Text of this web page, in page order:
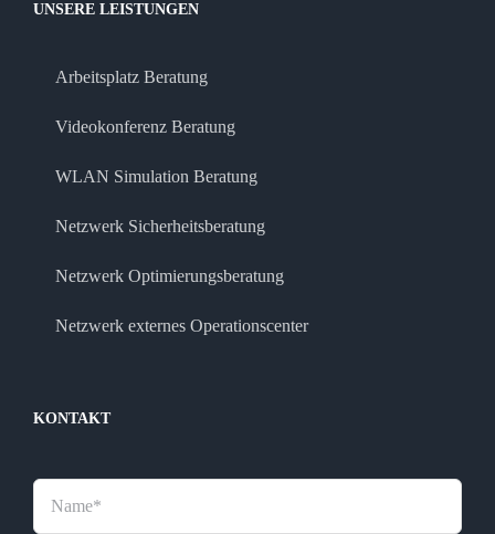
UNSERE LEISTUNGEN
Arbeitsplatz Beratung
Videokonferenz Beratung
WLAN Simulation Beratung
Netzwerk Sicherheitsberatung
Netzwerk Optimierungsberatung
Netzwerk externes Operationscenter
KONTAKT